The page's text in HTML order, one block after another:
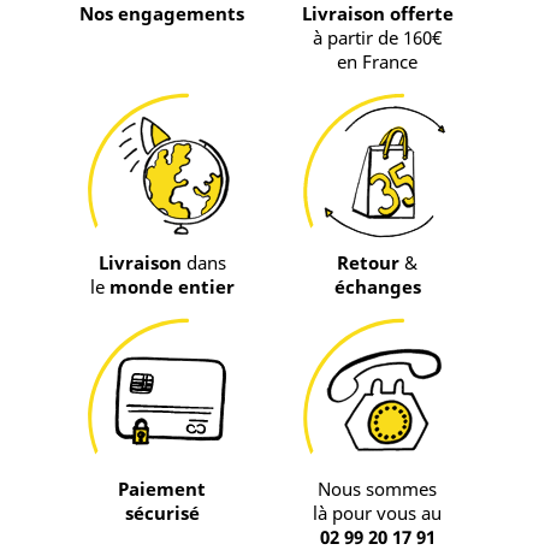
Nos engagements
Livraison offerte
à partir de 160€
en France
Livraison dans
lemonde entier
Retour &
échanges
Paiement
sécurisé
Nous sommes
là pour vous au
02 99 20 17 91